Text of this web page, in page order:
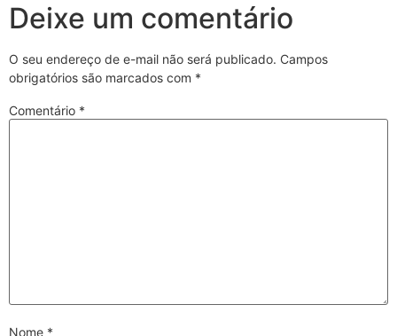
Deixe um comentário
O seu endereço de e-mail não será publicado. Campos
obrigatórios são marcados com *
Comentário *
Nome *